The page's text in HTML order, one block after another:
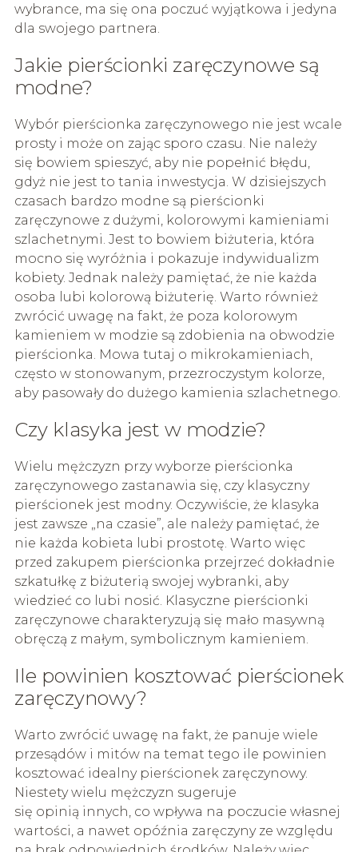
wybrance, ma się ona poczuć wyjątkowa i jedyna
dla swojego partnera.
Jakie pierścionki zaręczynowe są
modne?
Wybór pierścionka zaręczynowego nie jest wcale
prosty i może on zając sporo czasu. Nie należy
się bowiem spieszyć, aby nie popełnić błędu,
gdyż nie jest to tania inwestycja. W dzisiejszych
czasach bardzo modne są pierścionki
zaręczynowe z dużymi, kolorowymi kamieniami
szlachetnymi. Jest to bowiem biżuteria, która
mocno się wyróżnia i pokazuje indywidualizm
kobiety. Jednak należy pamiętać, że nie każda
osoba lubi kolorową biżuterię. Warto również
zwrócić uwagę na fakt, że poza kolorowym
kamieniem w modzie są zdobienia na obwodzie
pierścionka. Mowa tutaj o mikrokamieniach,
często w stonowanym, przezroczystym kolorze,
aby pasowały do dużego kamienia szlachetnego.
Czy klasyka jest w modzie?
Wielu mężczyzn przy wyborze pierścionka
zaręczynowego zastanawia się, czy klasyczny
pierścionek jest modny. Oczywiście, że klasyka
jest zawsze „na czasie”, ale należy pamiętać, że
nie każda kobieta lubi prostotę. Warto więc
przed zakupem pierścionka przejrzeć dokładnie
szkatułkę z biżuterią swojej wybranki, aby
wiedzieć co lubi nosić. Klasyczne pierścionki
zaręczynowe charakteryzują się mało masywną
obręczą z małym, symbolicznym kamieniem.
Ile powinien kosztować pierścionek
zaręczynowy?
Warto zwrócić uwagę na fakt, że panuje wiele
przesądów i mitów na temat tego ile powinien
kosztować idealny pierścionek zaręczynowy.
Niestety wielu mężczyzn sugeruje
się opinią innych, co wpływa na poczucie własnej
wartości, a nawet opóźnia zaręczyny ze względu